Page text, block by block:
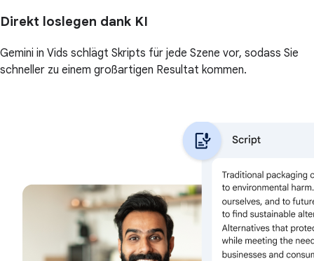
Direkt loslegen dank KI
Gemini in Vids schlägt Skripts für jede Szene vor, sodass Sie
schneller zu einem großartigen Resultat kommen.